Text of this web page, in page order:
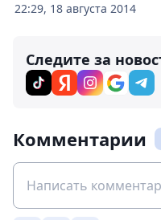
22:29, 18 августа 2014
Следите за
Комментарии